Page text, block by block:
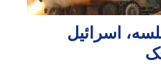
اسرائیل